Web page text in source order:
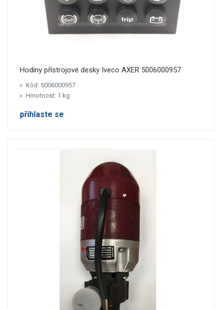
Hodiny přístrojové desky Iveco AXER 5006000957
Kód: 5006000957
Hmotnost: 1 kg
přihlaste se